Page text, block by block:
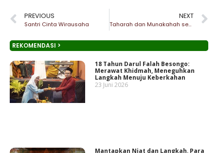
PREVIOUS
Santri Cinta Wirausaha
NEXT
Taharah dan Munakahah sebagai Aspek Penting dalam Islam
REKOMENDASI >
18 Tahun Darul Falah Besongo:
Merawat Khidmah, Meneguhkan
Langkah Menuju Keberkahan
23 Juni 2026
Mantapkan Niat dan Langkah, Para